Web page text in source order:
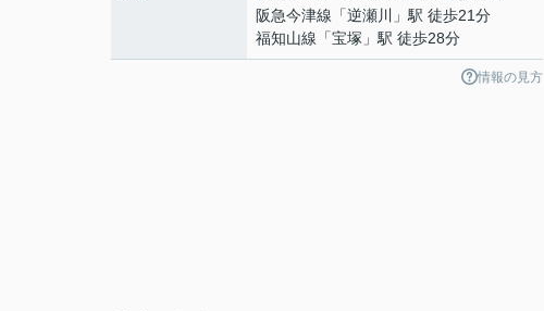
阪急今津線 「逆瀬川
」駅 徒歩21分
福知山線 「宝塚 」駅 徒歩28分
情報の見方